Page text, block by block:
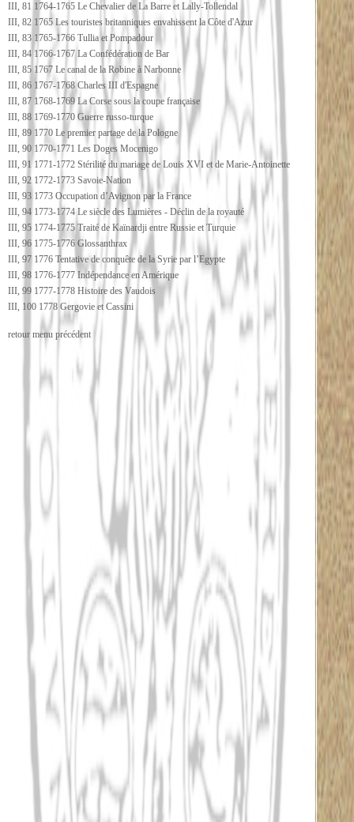
III, 81 1764-1765 Le Chevalier de La Barre et Lally-Tollendal
III, 82 1765 Les touristes britanniques envahissent la Côte d'Azur
III, 83 1765-1766 Tullia et Pompadour
III, 84 1766-1767 La Confédération de Bar
III, 85 1767 Le canal de la Robine à Narbonne
III, 86 1767-1768 Charles III d'Espagne
III, 87 1768-1769 La Corse sous la coupe française
III, 88 1769-1770 Guerre russo-turque
III, 89 1770 Le premier partage de la Pologne
III, 90 1770-1771 Les Doges Mocenigo
III, 91 1771-1772 Stérilité du mariage de Louis XVI et de Marie-Antoinette
III, 92 1772-1773 Savoie-Nation
III, 93 1773 Occupation d’Avignon par la France
III, 94 1773-1774 Le siècle des Lumières - Déclin de la royauté
III, 95 1774-1775 Traité de Kaïnardji entre Russie et Turquie
III, 96 1775-1776 Glossanthrax
III, 97 1776 Tentative de conquête de la Syrie par l’Egypte
III, 98 1776-1777 Indépendance en Amérique
III, 99 1777-1778 Histoire des Vaudois
III, 100 1778 Gergovie et Cassini
retour menu précédent